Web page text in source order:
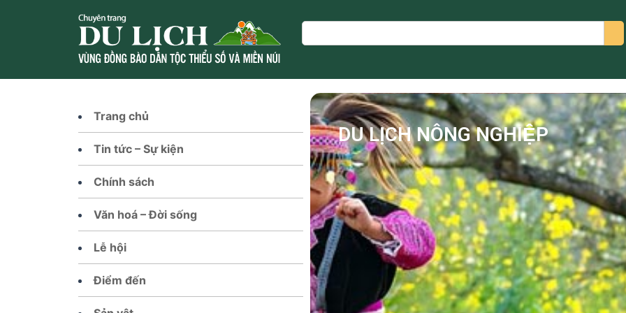
Search
Trang chủ
Tin tức – Sự kiện
Chính sách
Văn hoá – Đời sống
Lễ hội
Điểm đến
DU LỊCH NÔNG NGHIỆP